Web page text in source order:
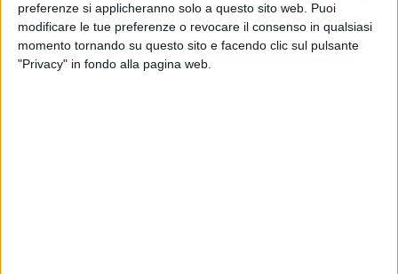
preferenze si applicheranno solo a questo sito web. Puoi
modificare le tue preferenze o revocare il consenso in qualsiasi
momento tornando su questo sito e facendo clic sul pulsante
"Privacy" in fondo alla pagina web.
Oltre al primo posto nellaclassifica albumsia in
digitaleche informato fisico, tutte le canzoni del
progetto si sono piazzate immediatamente ai